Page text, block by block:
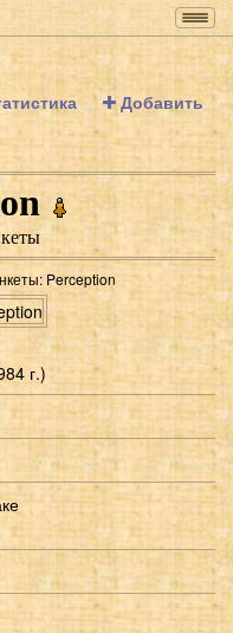
Добавить
Perception
г.)